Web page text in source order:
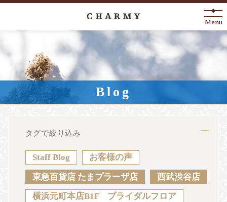
New Arrival
About
Engagement Ring
Anniversary
Menu
Blog
タグで絞り込み
Staff Blog お客様の声
東急百貨店 たまプラーザ店 西武渋谷店
横浜元町本店B1F ブライダルフロア